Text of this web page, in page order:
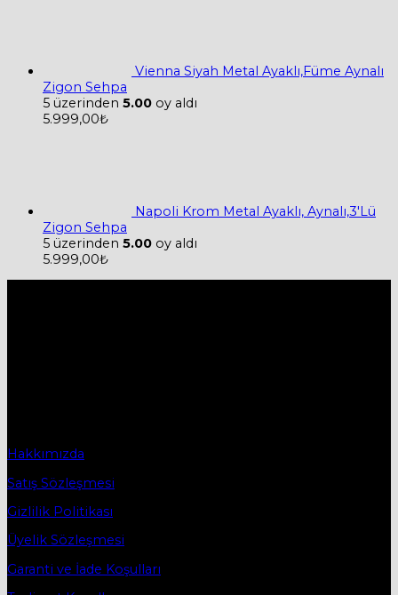
Vienna Siyah Metal Ayaklı,Füme Aynalı
Zigon Sehpa
5 üzerinden 5.00 oy aldı
5.999,00₺
Napoli Krom Metal Ayaklı, Aynalı,3'Lü
Zigon Sehpa
5 üzerinden 5.00 oy aldı
5.999,00₺
Hakkımızda
Satış Sözleşmesi
Gizlilik Politikası
Üyelik Sözleşmesi
Garanti ve İade Koşulları